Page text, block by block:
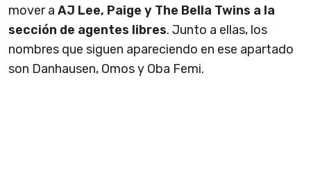
mover a AJ Lee, Paige y The Bella Twins a la
sección de agentes libres. Junto a ellas, los
nombres que siguen apareciendo en ese apartado
son Danhausen, Omos y Oba Femi.